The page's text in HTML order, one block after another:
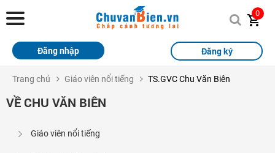
Chuvanbien.vn
Trang chủ
Sách
0
Đăng ký
Đăng nhập
Trang chủ Giáo viên nổi tiếng TS.GVC Chu Văn Biên
VỀ CHU VĂN BIÊN
Giáo viên nổi tiếng